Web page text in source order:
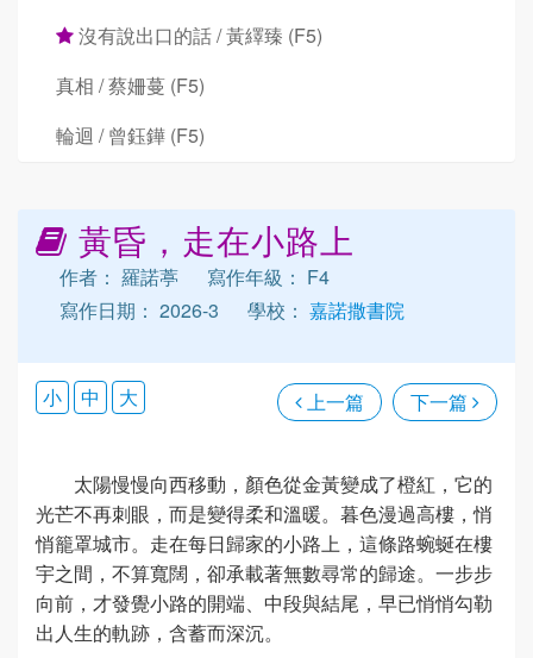
沒有說出口的話 / 黃繹臻 (F5)
真相 / 蔡姍蔓 (F5)
輪迴 / 曾鈺鏵 (F5)
黃昏，走在小路上
作者： 羅諾葶
寫作年級： F4
寫作日期： 2026-3
學校： 嘉諾撒書院
上一篇 下一篇
小 中 大
太陽慢慢向西移動，顏色從金黃變成了橙紅，它的
光芒不再刺眼，而是變得柔和溫暖。暮色漫過高樓，悄
悄籠罩城市。走在每日歸家的小路上，這條路蜿蜒在樓
宇之間，不算寬闊，卻承載著無數尋常的歸途。一步步
向前，才發覺小路的開端、中段與結尾，早已悄悄勾勒
出人生的軌跡，含蓄而深沉。